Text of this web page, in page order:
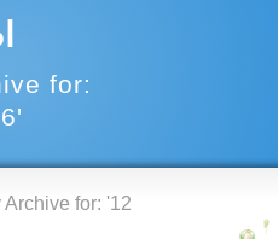
for:
Archive for: '12